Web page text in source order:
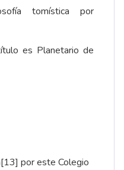
tomística por
es Planetario de
[13] por este Colegio